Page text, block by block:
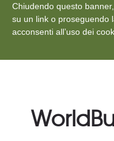
Chiudendo questo
su un link o proseguendo
acconsenti all’uso dei